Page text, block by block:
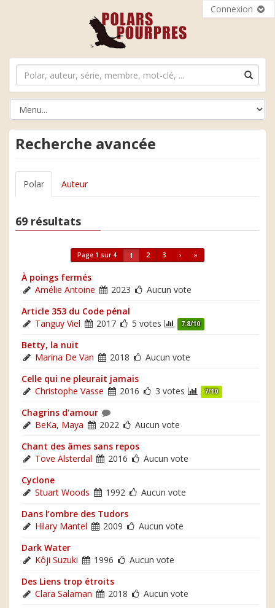
Connexion
Recherche avancée
Polar Auteur
69 résultats
Page 1 sur 4 1 2 3 › »
À poings fermés
Amélie Antoine
2023
Aucun vote
Article 353 du Code pénal
Tanguy Viel
2017 5 votes 7.8/10
Betty, la nuit
Marina De Van
2018
Aucun vote
Celle qui ne pleurait jamais
Christophe Vasse
2016 3 votes 7/10
Chagrins d'amour
BeKa, Maya 2022
Aucun vote
Chant des âmes sans repos
Tove Alsterdal
2016
Aucun vote
Cyclone
Stuart Woods
1992
Aucun vote
Dans l’ombre des Tudors
Hilary Mantel
2009
Aucun vote
Dark Water
Kôji Suzuki
1996
Aucun vote
Des Liens trop étroits
Clara Salaman
2018
Aucun vote